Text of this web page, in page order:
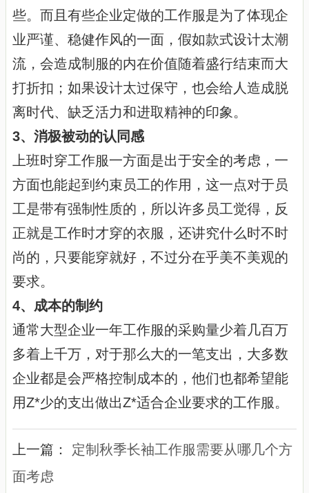
些。而且有些企业定做的工作服是为了体现企
业严谨、稳健作风的一面，假如款式设计太潮
流，会造成制服的内在价值随着盛行结束而大
打折扣；如果设计太过保守，也会给人造成脱
离时代、缺乏活力和进取精神的印象。
3、消极被动的认同感
上班时穿工作服一方面是出于安全的考虑，一
方面也能起到约束员工的作用，这一点对于员
工是带有强制性质的，所以许多员工觉得，反
正就是工作时才穿的衣服，还讲究什么时不时
尚的，只要能穿就好，不过分在乎美不美观的
要求。
4、成本的制约
通常大型企业一年工作服的采购量少着几百万
多着上千万，对于那么大的一笔支出，大多数
企业都是会严格控制成本的，他们也都希望能
用Z*少的支出做出Z*适合企业要求的工作服。
上一篇： 定制秋季长袖工作服需要从哪几个方
面考虑